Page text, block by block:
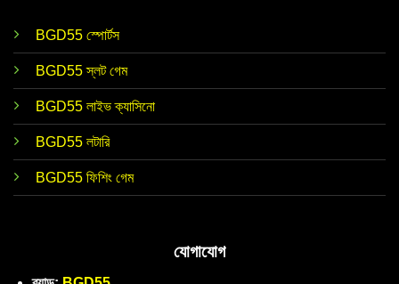
BGD55 স্পোর্টস
BGD55 স্লট গেম
BGD55 লাইভ ক্যাসিনো
BGD55 লটারি
BGD55 ফিশিং গেম
যোগাযোগ